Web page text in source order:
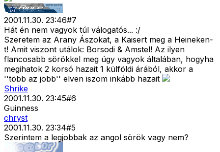
2001.11.30. 23:46#7
Hát én nem vagyok túl válogatós... :/
Szeretem az Arany Ászokat, a Kaisert meg a Heineken-
t! Amit viszont utálok: Borsodi & Amstel! Az ilyen
flancosabb sörökkel meg úgy vagyok általában, hogyha
megihatok 2 korsó hazait 1 külföldi árából, akkor a
''több az jobb'' elven iszom inkább hazait
Shrike
2001.11.30. 23:45#6
Guinness
chryst
2001.11.30. 23:34#5
Szerintem a legjobbak az angol sörök vagy nem?